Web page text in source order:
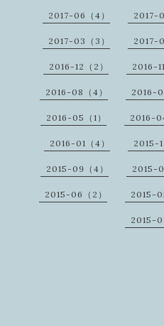
2017-06（4） 2017-
2017-03（3） 2017-
2016-12（2） 2016-
2016-08（4） 2016-
2016-05（1） 2016-
2016-01（4） 2015-
2015-09（4） 2015-
2015-06（2） 2015-
2015-